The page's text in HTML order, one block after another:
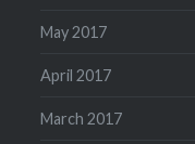
May 2017
April 2017
March 2017